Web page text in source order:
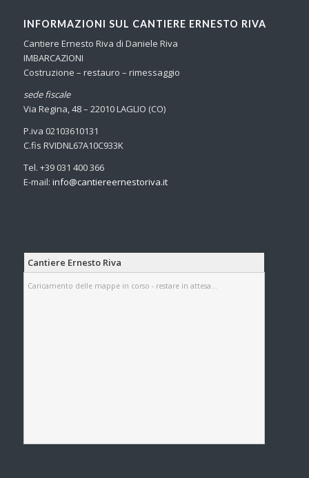
INFORMAZIONI SUL CANTIERE ERNESTO RIVA
Cantiere Ernesto Riva di Daniele Riva
IMBARCAZIONI
Costruzione – restauro – rimessaggio
sede fiscale
Via Regina, 48 – 22010 LAGLIO (CO)
P.iva 02103610131
C.fis RVIDNL67A10C933K
Tel. +39 031 400 366
E-mail: info@cantiereernestoriva.it
Cantiere Ernesto Riva
Caricamento delle mappe in corso - restare in attesa...